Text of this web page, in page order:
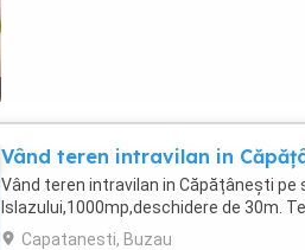
Vând teren intravilan in
Vând teren intravilan in Căpățânești pe
Islazului,1000mp,deschidere de 30m.
Capatanesti, Buzau